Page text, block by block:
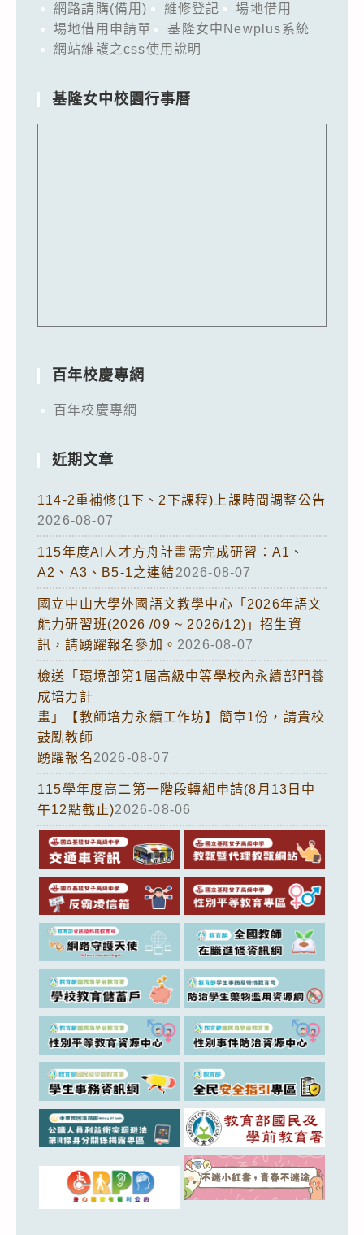
網路請購(備用)
維修登記
場地借用
場地借用申請單
基隆女中Newplus系統
網站維護之css使用說明
基隆女中校園行事曆
百年校慶專網
百年校慶專網
近期文章
114-2重補修(1下、2下課程)上課時間調整公告
2026-08-07
115年度AI人才方舟計畫需完成研習：A1、
A2、A3、B5-1之連結2026-08-07
國立中山大學外國語文教學中心「2026年語文
能力研習班(2026 /09 ~ 2026/12)」招生資
訊，請踴躍報名參加。 2026-08-07
檢送「環境部第1屆高級中等學校內永續部門養
成培力計
畫」【教師培力永續工作坊】簡章1份，請貴校
鼓勵教師
踴躍報名2026-08-07
115學年度高二第一階段轉組申請(8月13日中
午12點截止)2026-08-06